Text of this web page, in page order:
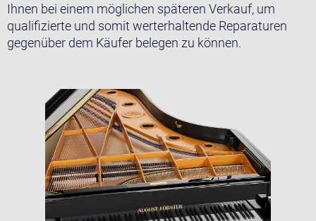
Ihnen bei einem möglichen späteren Verkauf, um
qualifizierte und somit werterhaltende Reparaturen
gegenüber dem Käufer belegen zu können.